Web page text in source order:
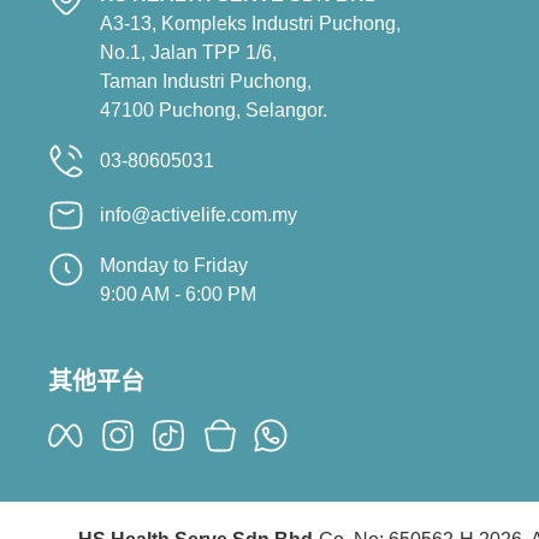
A3-13, Kompleks Industri Puchong,
No.1, Jalan TPP 1/6,
Taman Industri Puchong,
47100 Puchong, Selangor.
03-80605031
info@activelife.com.my
Monday to Friday
9:00 AM - 6:00 PM
其他平台